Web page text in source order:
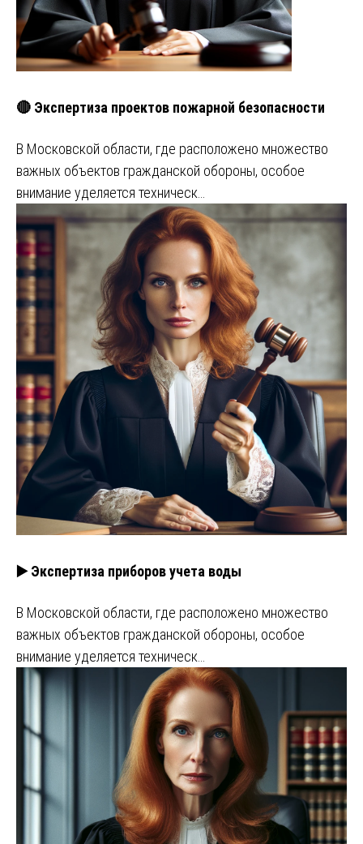
🔴 Экспертиза проектов пожарной безопасности
В Московской области, где расположено множество
важных объектов гражданской обороны, особое
внимание уделяется техническ…
▶️ Экспертиза приборов учета воды
В Московской области, где расположено множество
важных объектов гражданской обороны, особое
внимание уделяется техническ…